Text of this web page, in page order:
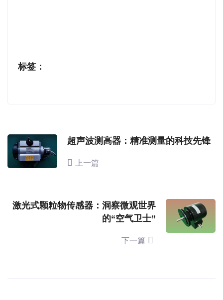
标签：
超声波测高器：精准测量的科技先锋
上一篇
激光式颗粒物传感器：洞察微观世界
的“空气卫士”
下一篇